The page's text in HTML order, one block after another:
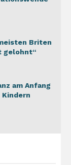
Briten
gelohnt“
am Anfang